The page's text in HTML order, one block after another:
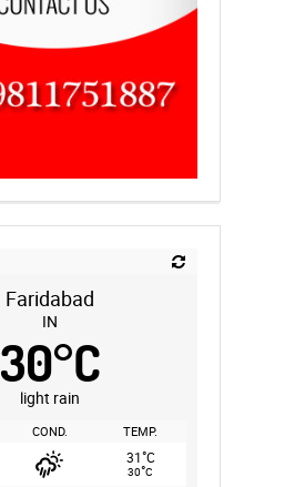
Faridabad
IN
30°C
light rain
COND. TEMP.
31°C
30°C